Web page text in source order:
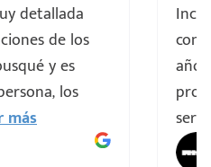
detallada
de los
y es
los
más